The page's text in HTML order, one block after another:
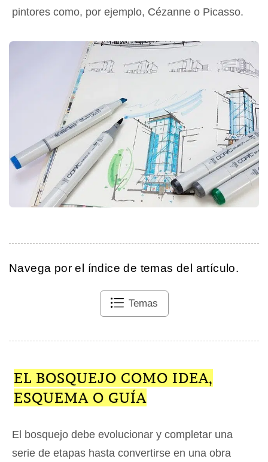
pintores como, por ejemplo, Cézanne o Picasso.
Navega por el índice de temas del artículo.
Temas
EL BOSQUEJO COMO IDEA,
ESQUEMA O GUÍA
El bosquejo debe evolucionar y completar una
serie de etapas hasta convertirse en una obra